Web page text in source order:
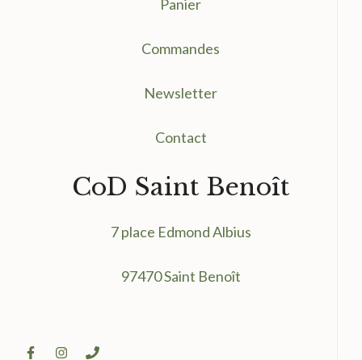
Panier
Commandes
Newsletter
Contact
CoD Saint Benoît
7 place Edmond Albius
97470 Saint Benoît